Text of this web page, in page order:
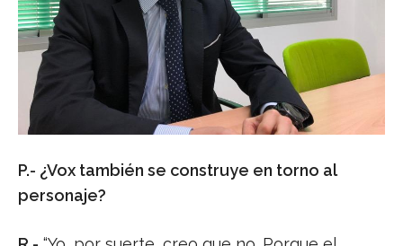
P.- ¿Vox también se construye en torno al
personaje?